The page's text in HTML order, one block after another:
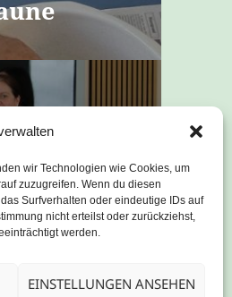
wir Technologien wie Cookies, um
zuzugreifen. Wenn du diesen
Surfverhalten oder eindeutige IDs auf
nicht erteilst oder zurückziehst,
werden.
EINSTELLUNGEN ANSEHEN